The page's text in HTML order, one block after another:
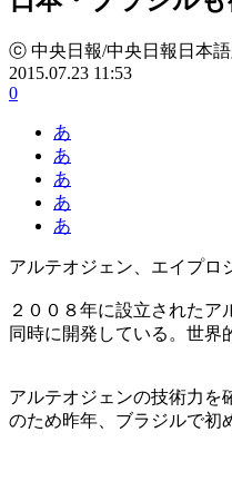
ⓒ 中央日報/中央日報日本語
2015.07.23 11:53
0
あ
あ
あ
あ
あ
アルテオジェン、エイプロ
２００８年に設立された
同時に開発している。世界
アルテオジェンの技術力を
のため昨年、ブラジルで初